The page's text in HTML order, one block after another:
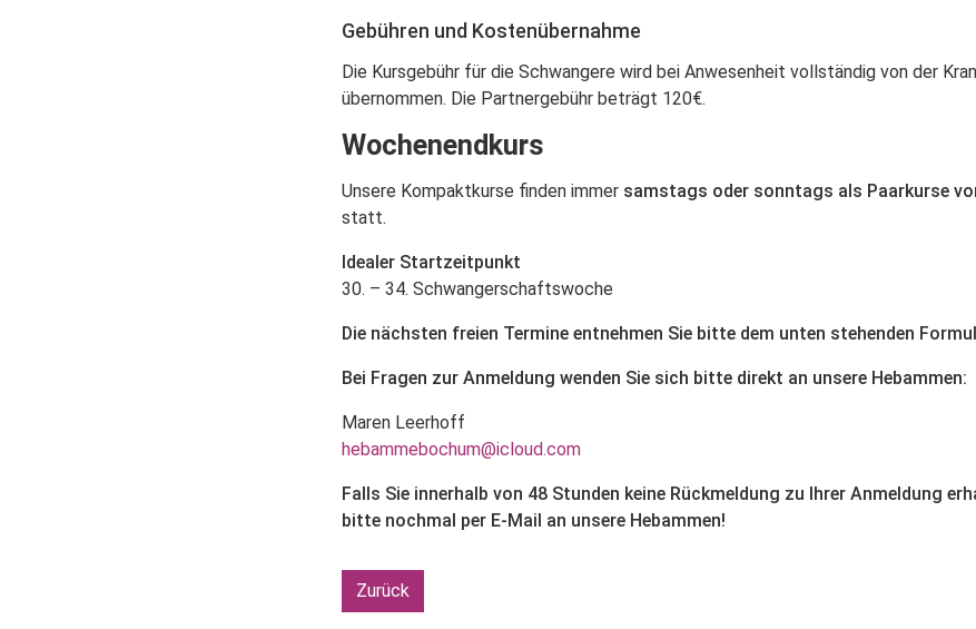
Gebühren und Kostenübernahme
Die Kursgebühr für die Schwangere wird bei Anwesenheit vollständig von der
übernommen. Die Partnergebühr beträgt 120€.
Wochenendkurs
Unsere Kompaktkurse finden immer samstags oder sonntags als Paarkurse
statt.
Idealer Startzeitpunkt
30. – 34. Schwangerschaftswoche
Die nächsten freien Termine entnehmen Sie bitte dem unten stehenden
Bei Fragen zur Anmeldung wenden Sie sich bitte direkt an unsere Hebammen:
Maren Leerhoff
hebammebochum@icloud.com
Falls Sie innerhalb von 48 Stunden keine Rückmeldung zu Ihrer Anmeldung
bitte nochmal per E-Mail an unsere Hebammen!
Zurück